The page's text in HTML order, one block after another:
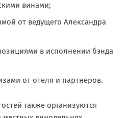
винами;
от ведущего Александра
в исполнении бэнда
от отеля и партнеров.
также организуются